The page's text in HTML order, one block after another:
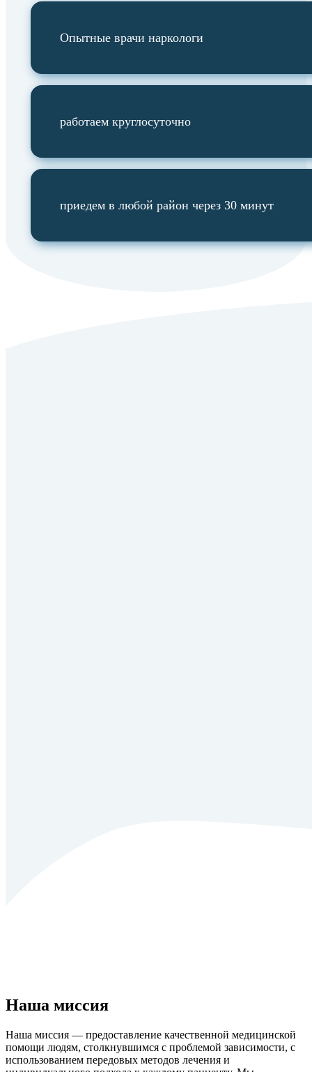
Опытные врачи наркологи
работаем круглосуточно
приедем в любой район через 30 минут
Наша миссия
Наша миссия — предоставление качественной медицинской
помощи людям, столкнувшимся с проблемой зависимости, с
использованием передовых методов лечения и